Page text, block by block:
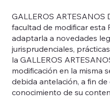
GALLEROS ARTESANOS
facultad de modificar esta
adaptarla a novedades
jurisprudenciales,
la GALLEROS
modificación en la misma
debida antelación, a fin
conocimiento de su